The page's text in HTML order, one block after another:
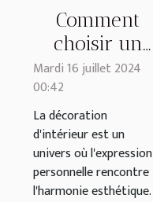
Comment
choisir un
tableau déco
transforme
votre intérieur
Mardi 16 juillet 2024
00:42
La décoration
d'intérieur est un
univers où l'expression
personnelle rencontre
l'harmonie esthétique.